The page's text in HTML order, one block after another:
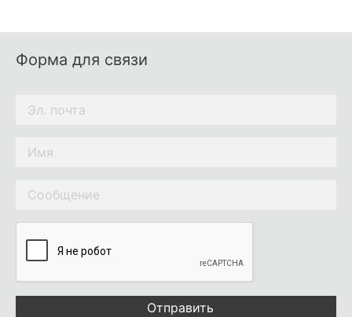
Форма для связи
Отправить